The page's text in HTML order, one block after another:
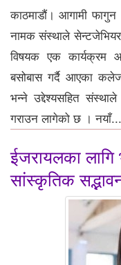
काठमाडौं। आगामी
नामक संस्थाले
विषयक एक कार्यक्रम
बसोबास गर्दै आएका
भन्ने उद्देश्यसहित संस्थाले
गराउन लागेको छ । नयाँ...
ईजरायलका
सांस्कृतिक